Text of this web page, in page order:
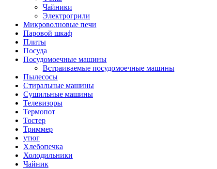
Чайники
Электрогрили
Микроволновые печи
Паровой шкаф
Плиты
Посуда
Посудомоечные машины
Встраиваемые посудомоечные машины
Пылесосы
Стиральные машины
Сушильные машины
Телевизоры
Термопот
Тостер
Триммер
утюг
Хлебопечка
Холодильники
Чайник